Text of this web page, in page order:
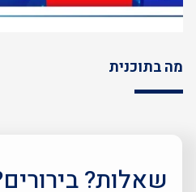
מה בתוכנית
שאלות?